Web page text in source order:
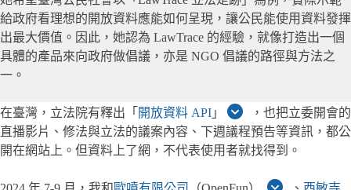
給政府看理想的開放資料應能如何呈現，讓公民能使用資料發揮
出最大價值。因此，她認為 LawTrace 的經驗，就像打造出一個
具體的產品來向政府做倡議，亦是 NGO 倡議的路徑與方法之
一。
在臺灣，立法院有釋出「 開放資料 API 」
，也把立委開會的
直播影片、修法與立法的議案內容、下週議程預告等資訊，都公
開在網站上。但資料上了網，不代表使用者就找得到。